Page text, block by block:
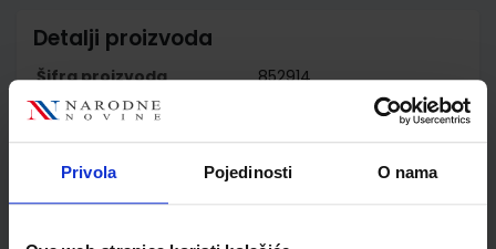
Privola Pojedinosti O nama
Detalji proizvoda
Šifra proizvoda
852914
Jedinična mjera
Autor
Jerko Pandžić